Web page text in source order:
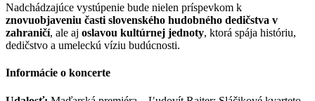
Nadchádzajúce vystúpenie bude nielen príspevkom k
znovuobjaveniu časti slovenského hudobného dedičstva v
zahraničí, ale aj oslavou kultúrnej jednoty, ktorá spája históriu,
dedičstvo a umeleckú víziu budúcnosti.
Informácie o koncerte